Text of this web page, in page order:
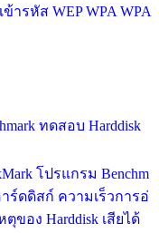
รหัส WEP WPA WPA
ทดสอบ Harddisk
โปรแกรม Benchm
ร์ดดิสก์ ความเร็วการอ่
ของ Harddisk เสียได้